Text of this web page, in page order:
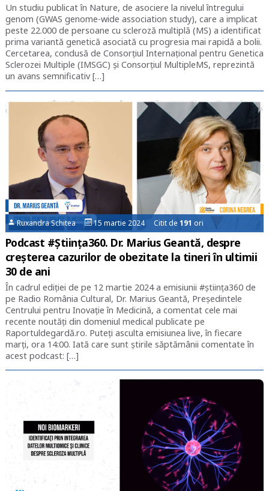
Un studiu publicat în Nature, de asociere la nivelul întregului
genom (GWAS genome-wide association study), care a implicat
peste 22.000 de persoane cu scleroză multiplă (MS) a identificat
prima variantă genetică asociată cu progresia mai rapidă a bolii.
Cercetarea, condusă de Consorțiul Internațional pentru Genetica
Sclerozei Multiple (IMSGC) și Consorțiul MultipleMS, reprezintă
un avans semnificativ […]
Ruxandra Schitea 15 martie 2024 Citit de191 ori
Podcast #Știința360. Dr. Marius Geantă, despre
creșterea cazurilor de obezitate la tineri în ultimii
30 de ani
În cadrul ediției de pe 12 martie 2024 a emisiunii #știința360 de
pe Radio România Cultural, Dr. Marius Geantă, Președintele
Centrului pentru Inovație în Medicină, a comentat cele mai
recente noutăți din domeniul medical publicate pe
Raportuldegardă.ro. Puteți asculta emisiunea live, în fiecare
marți, ora 14:00. Iată care sunt știrile săptămânii comentate în
acest podcast: […]